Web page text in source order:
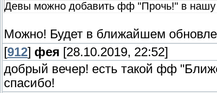
Девы можно добавить фф "Прочь!" в нашу
Можно! Будет в ближайшем
[912] фея [28.10.2019, 22:52]
добрый вечер! есть такой фф
спасибо!